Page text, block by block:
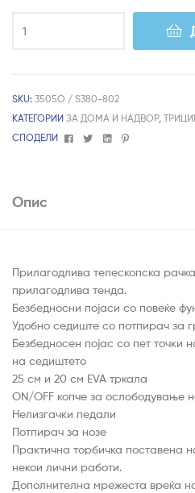
SKU: 3505О / S380-802
КАТЕГОРИИ ЗА ДОМА И НАДВОР,
СПОДЕЛИ
FacebookTwitterLinkedin
Pinterest
Опис
Прилагодлива телескопска
прилагодлива тенда.
Безбедносни појаси со повеќе
Удобно седиште со потпирач за
Безбедносен појас со пет точки
на седиштето
25 см и 20 см EVA тркала
ON/OFF копче за ослободување
Нелизгачки педали
Потпирач за нозе
Практична торбичка поставена
некои лични работи.
Дополнителна мрежеста вреќа